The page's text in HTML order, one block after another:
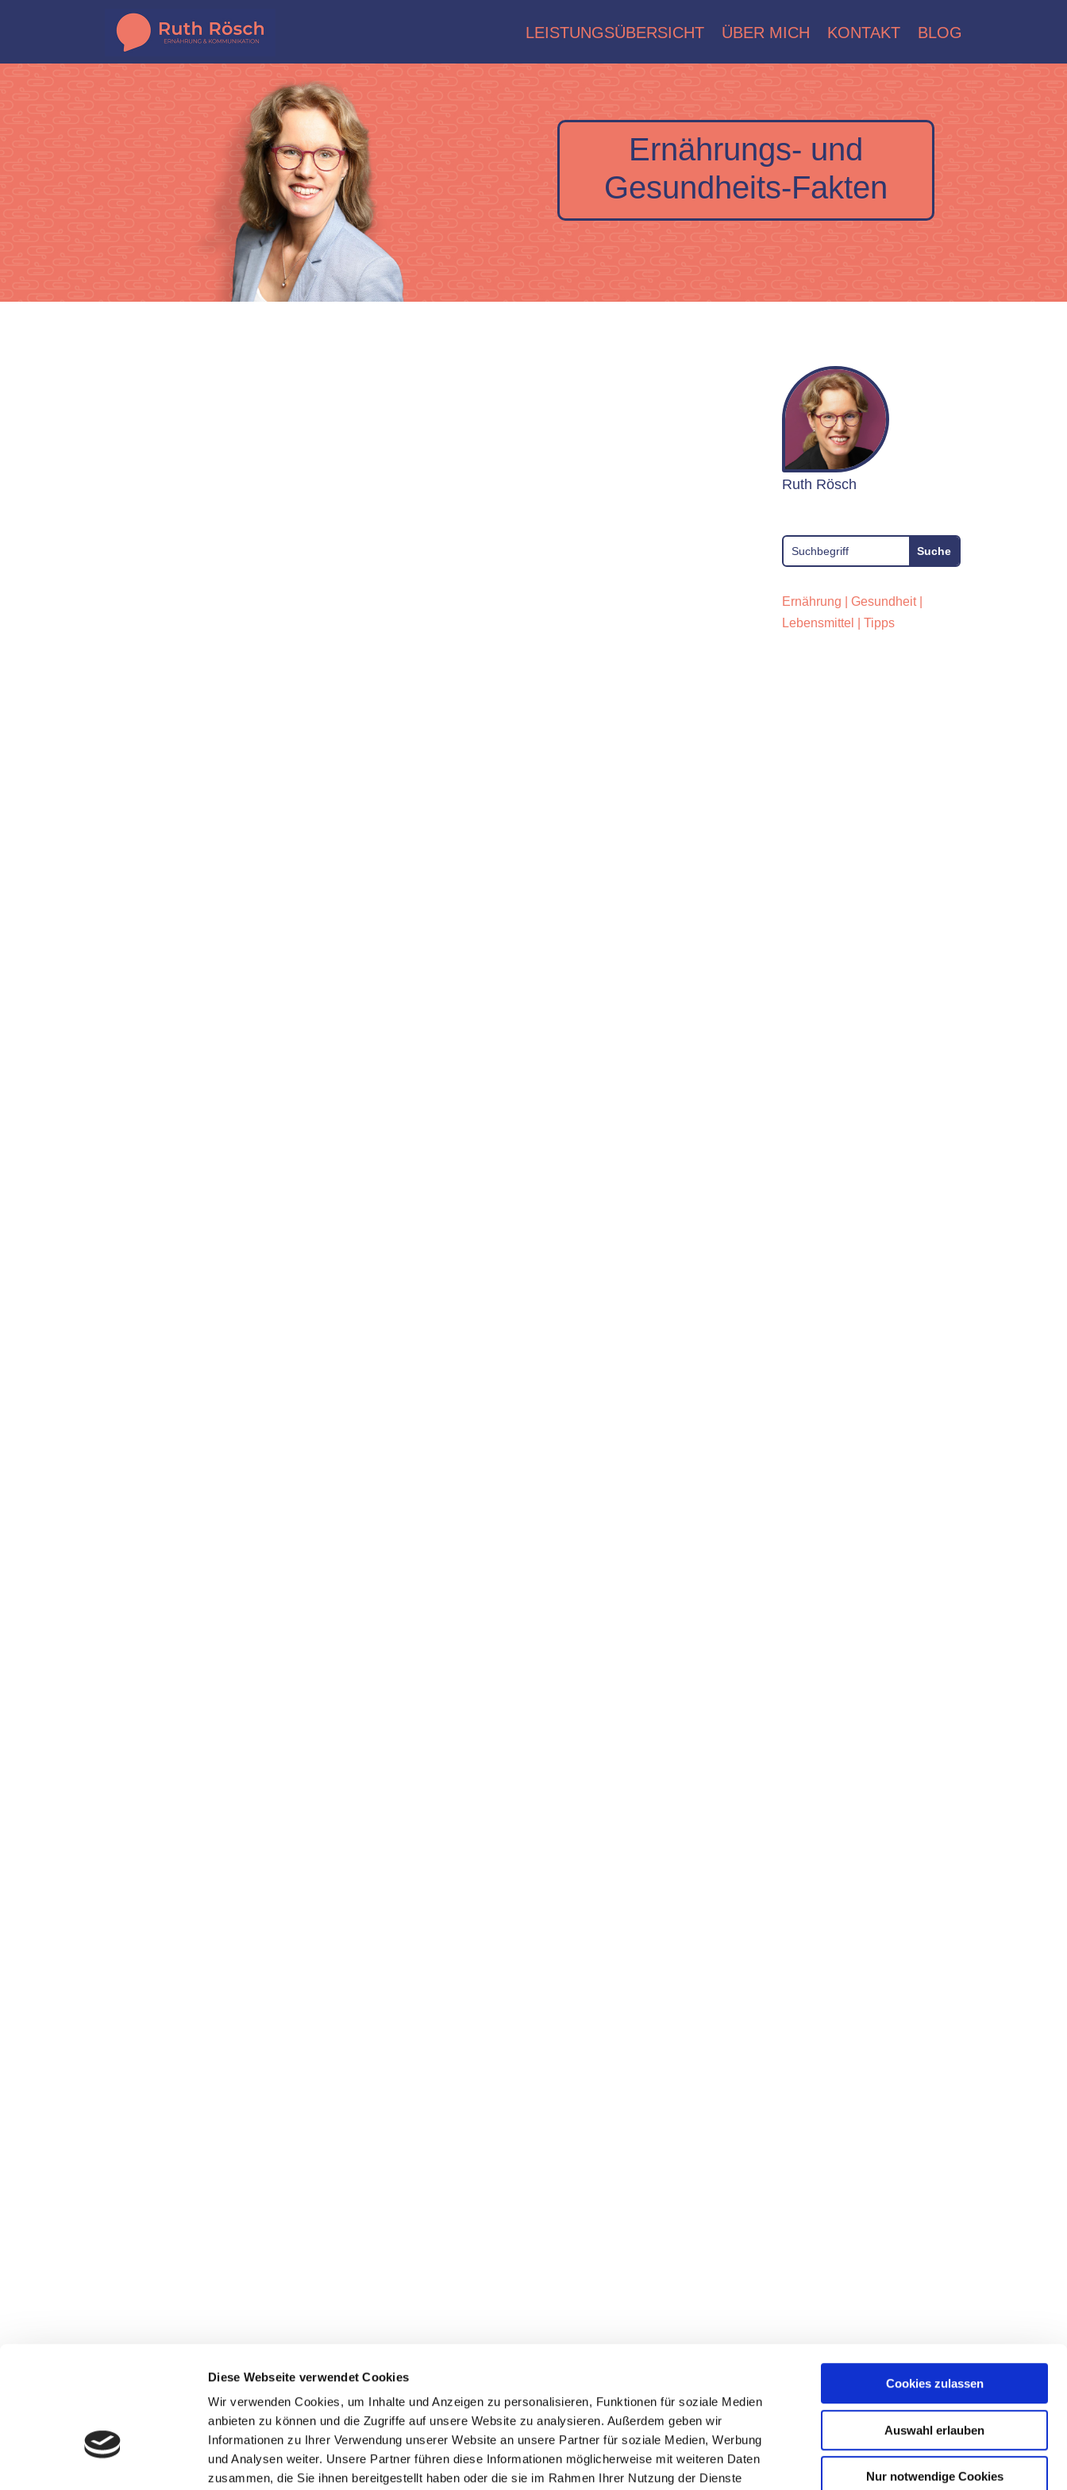
Diese Webseite verwendet Cookies
Wir verwenden Cookies, um Inhalte und Anzeigen zu personalisieren, Funktionen für soziale Medien
anbieten zu können und die Zugriffe auf unsere Website zu analysieren. Außerdem geben wir
Informationen zu Ihrer Verwendung unserer Website an unsere Partner für soziale Medien, Werbung
und Analysen weiter. Unsere Partner führen diese Informationen möglicherweise mit weiteren Daten
zusammen, die Sie ihnen bereitgestellt haben oder die sie im Rahmen Ihrer Nutzung der Dienste
Cookies zulassen
Auswahl erlauben
Nur notwendige Cookies
LEISTUNGSÜBERSICHT ÜBER MICH KONTAKT BLOG
Ernährungs- und
Gesundheits-Fakten
Ruth Rösch
Ernährung |Gesundheit|
Lebensmittel
|Tipps
Impressum Datenschutz